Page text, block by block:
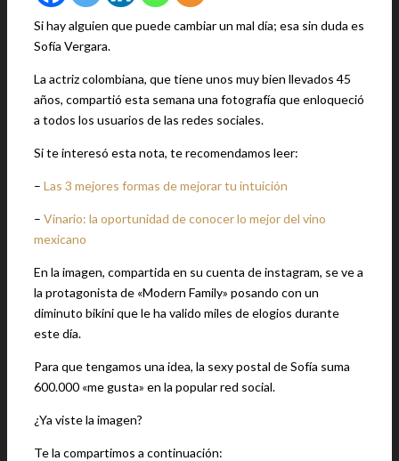
Si hay alguien que puede cambiar un mal día; esa sin duda es
Sofía Vergara.
La actriz colombiana, que tiene unos muy bien llevados 45
años, compartió esta semana una fotografía que enloqueció
a todos los usuarios de las redes sociales.
Si te interesó esta nota, te recomendamos leer:
– Las 3 mejores formas de mejorar tu intuición
– Vinario: la oportunidad de conocer lo mejor del vino
mexicano
En la imagen, compartida en su cuenta de instagram, se ve a
la protagonista de «Modern Family» posando con un
diminuto bikini que le ha valido miles de elogios durante
este día.
Para que tengamos una idea, la sexy postal de Sofía suma
600.000 «me gusta» en la popular red social.
¿Ya viste la imagen?
Te la compartimos a continuación: